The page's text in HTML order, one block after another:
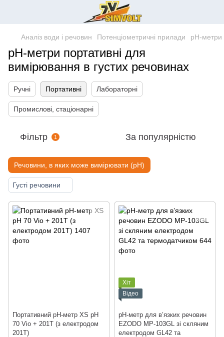
Аналіз води і речовин Потенціометричні прилади pH-метри
pH-метри портативні для
вимірювання в густих речовинах
Ручні Портативні Лабораторні
Промислові, стаціонарні
Фільтр 1 За популярністю
Речовини, в яких може вимірювати (pH)
Густі речовини
Портативний pH-метр XS pH
70 Vio + 201T (з електродом
201T)
Хіт
Відео
рН-метр для в’язких речовин
EZODO MP-103GL зі скляним
електродом GL42 та